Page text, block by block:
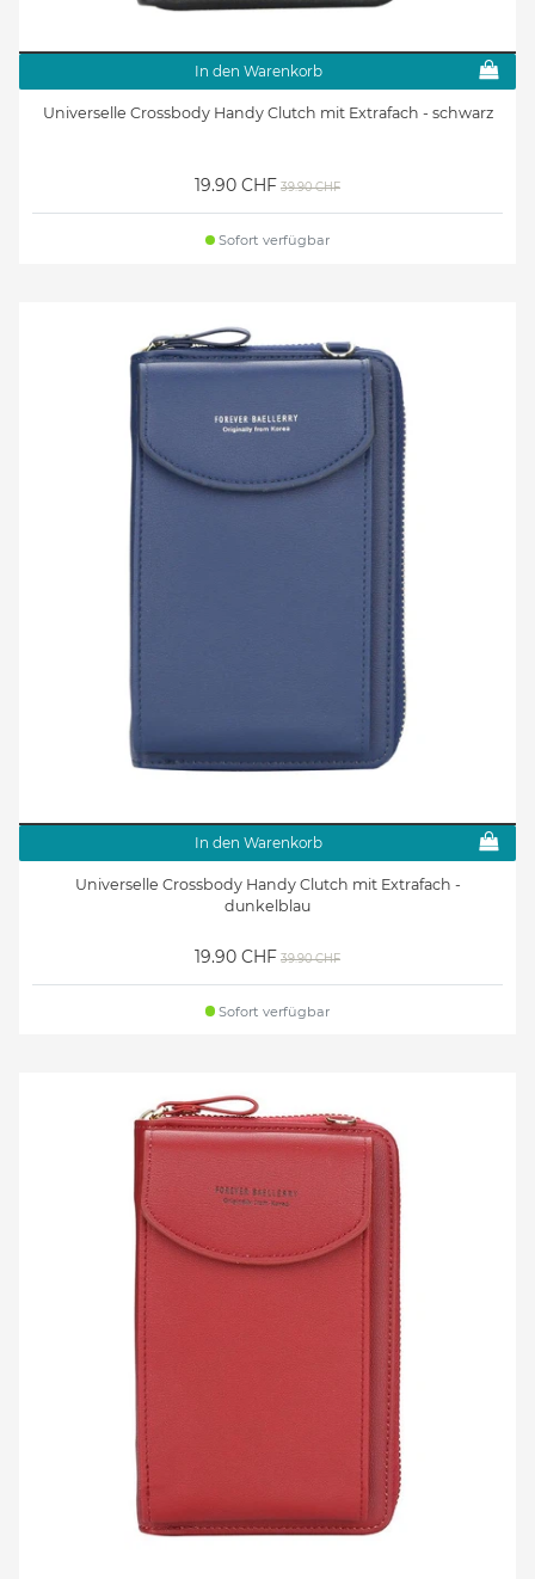
In den Warenkorb
Universelle Crossbody Handy Clutch mit Extrafach - schwarz
19.90 CHF 39.90 CHF
Sofort verfügbar
In den Warenkorb
Universelle Crossbody Handy Clutch mit Extrafach -
dunkelblau
19.90 CHF 39.90 CHF
Sofort verfügbar